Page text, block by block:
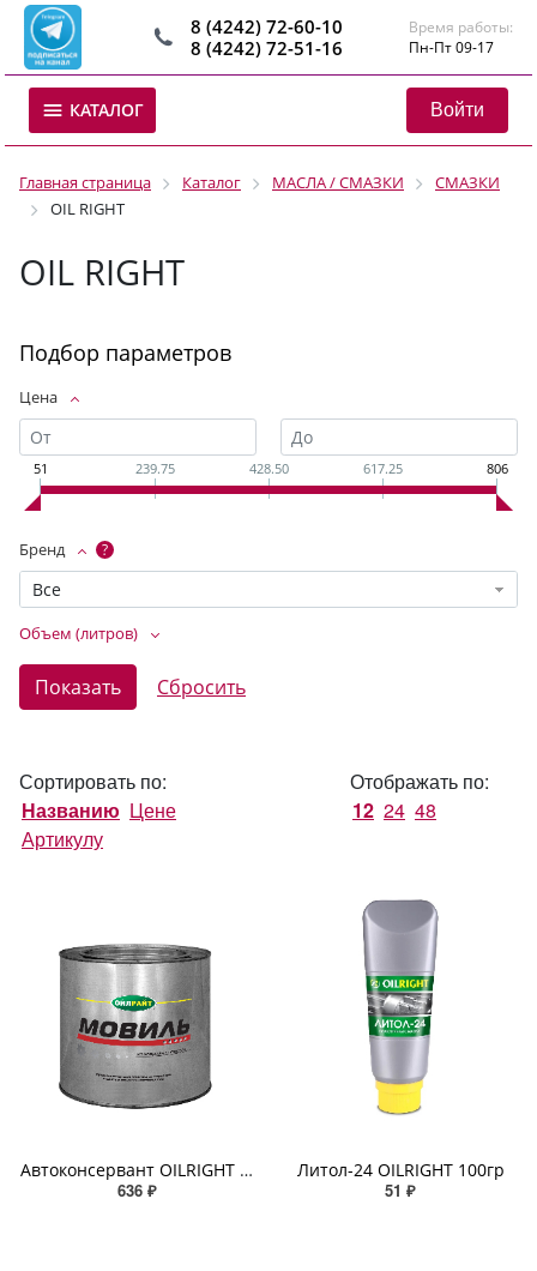
8 (4242) 72-60-10
8 (4242) 72-51-16
Время работы:
Пн-Пт 09-17
КАТАЛОГ Войти
Главная страница Каталог МАСЛА / СМАЗКИ
СМАЗКИ
OIL RIGHT
OIL RIGHT
Подбор параметров
Цена
51 239.75 428.50 617.25 806
Бренд ?
Все
Объем (литров)
Сортировать по:
Названию Цене
Артикулу
Отображать по:
12 24 48
Автоконсервант OILRIGHT МОВИЛЬ 2кг жест.банка
636 ₽
Литол-24 OILRIGHT 100гр
51 ₽